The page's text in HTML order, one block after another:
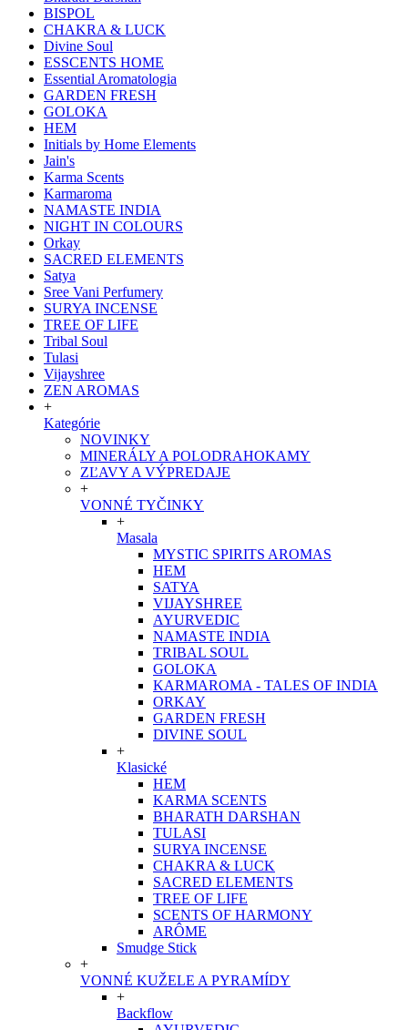
BISPOL
CHAKRA & LUCK
Divine Soul
ESSCENTS HOME
Essential Aromatologia
GARDEN FRESH
GOLOKA
HEM
Initials by Home Elements
Jain's
Karma Scents
Karmaroma
NAMASTE INDIA
NIGHT IN COLOURS
Orkay
SACRED ELEMENTS
Satya
Sree Vani Perfumery
SURYA INCENSE
TREE OF LIFE
Tribal Soul
Tulasi
Vijayshree
ZEN AROMAS
+
Kategórie
NOVINKY
MINERÁLY A POLODRAHOKAMY
ZĽAVY A VÝPREDAJE
+
VONNÉ TYČINKY
+
Masala
MYSTIC SPIRITS AROMAS
HEM
SATYA
VIJAYSHREE
AYURVEDIC
NAMASTE INDIA
TRIBAL SOUL
GOLOKA
KARMAROMA - TALES OF INDIA
ORKAY
GARDEN FRESH
DIVINE SOUL
+
Klasické
HEM
KARMA SCENTS
BHARATH DARSHAN
TULASI
SURYA INCENSE
CHAKRA & LUCK
SACRED ELEMENTS
TREE OF LIFE
SCENTS OF HARMONY
ARÔME
Smudge Stick
+
VONNÉ KUŽELE A PYRAMÍDY
+
Backflow